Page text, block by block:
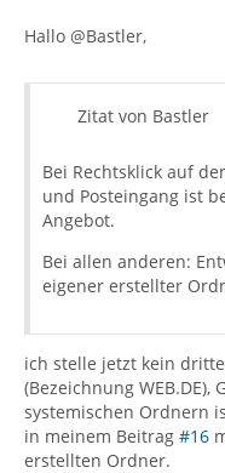
Hallo @Bastler,
Zitat von Bastler
Bei Rechtsklick auf
und Posteingang ist
Angebot.
Bei allen anderen:
eigener erstellter
ich stelle jetzt kein
(Bezeichnung
systemischen Ordnern
in meinem Beitrag #16
erstellten Ordner.